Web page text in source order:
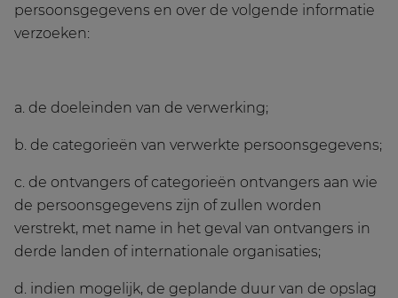
persoonsgegevens en over de volgende informatie
verzoeken:
a. de doeleinden van de verwerking;
b. de categorieën van verwerkte persoonsgegevens;
c. de ontvangers of categorieën ontvangers aan wie
de persoonsgegevens zijn of zullen worden
verstrekt, met name in het geval van ontvangers in
derde landen of internationale organisaties;
d. indien mogelijk, de geplande duur van de opslag